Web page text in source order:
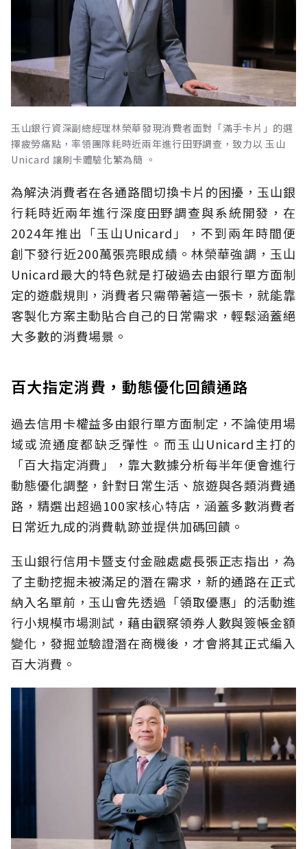
玉山銀行資深副總經理林榮華發現消費者面對「滿手卡片」的選
擇疲勞痛點，率領團隊耗時近兩年進行田野調查，致力以 玉山
Unicard 讓刷卡體驗化繁為簡 。
為解決消費者在各通路間切換卡片的困擾，玉山銀
行耗時近兩年進行深度田野調查與系統開發，在
2024年推出「玉山Unicard」，不到兩年時間便
創下發行近200萬張亮眼成績。林榮華強調，玉山
Unicard最大的特色就是打破過去由銀行單方面制
定的遊戲規則，消費者只需帶著這一張卡，就能靠
客製化方案主動貼合自己的日常需求，輕鬆涵蓋絕
大多數的消費場景。
百大指定消費，動態優化回饋通路
過去信用卡權益多由銀行單方面制定，不論使用場
域或流通度都缺乏彈性。而玉山Unicard主打的
「百大指定消費」，靠大數據分析每半年便會進行
動態優化調整，針對日常生活、旅遊與各類消費通
路，精選出超過100家核心特店，涵蓋多數消費者
日常近九成的消費軌跡並提供加碼回饋。
玉山銀行信用卡暨支付金融處處長張正志指出，為
了主動挖掘未被滿足的潛在需求，新的通路在正式
納入名單前，玉山會先透過「領取優惠」的活動進
行小規模市場測試，藉由觀察領券人數與簽帳金額
變化，發掘並驗證潛在商機後，才會將其正式編入
百大消費。